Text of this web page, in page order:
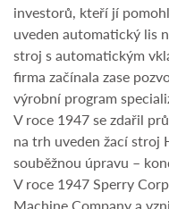
investorů, kteří jí
uveden automatický lis
stroj s automatickým
firma začínala zase
výrobní program
V roce 1947 se zdařil
na trh uveden žací stroj
souběžnou úpravu –
V roce 1947 Sperry